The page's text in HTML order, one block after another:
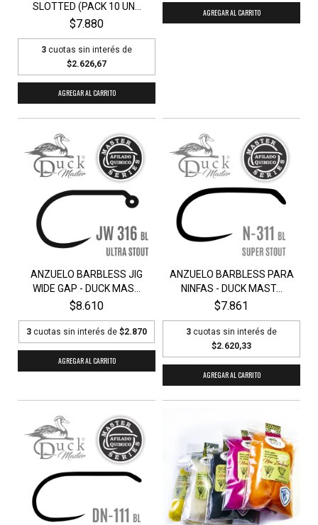
SLOTTED (PACK 10 UN...
$7.880
3 cuotas sin interés de
$2.626,67
AGREGAR AL CARRITO
AGREGAR AL CARRITO
ANZUELO BARBLESS JIG
WIDE GAP - DUCK MAS...
$8.610
3 cuotas sin interés de $2.870
AGREGAR AL CARRITO
ANZUELO BARBLESS PARA
NINFAS - DUCK MAST...
$7.861
3 cuotas sin interés de
$2.620,33
AGREGAR AL CARRITO